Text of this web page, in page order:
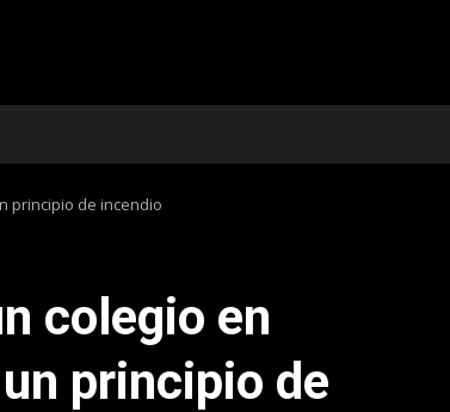
principio de incendio
colegio en
principio de